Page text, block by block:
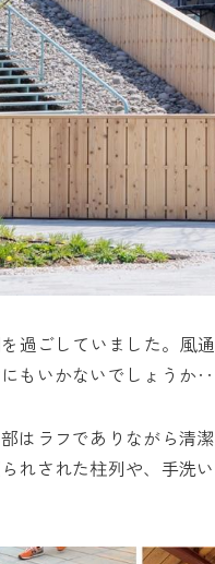
過ごしていました。風
もいかないでしょうか‥
はラフでありながら清
れされた柱列や、手洗